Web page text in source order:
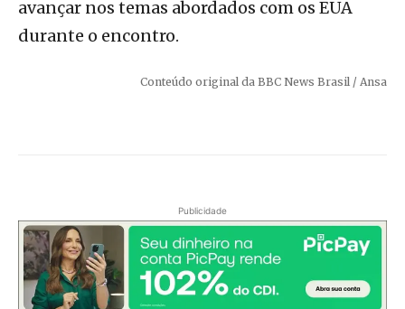
avançar nos temas abordados com os EUA
durante o encontro.
Conteúdo original da BBC News Brasil / Ansa
Publicidade